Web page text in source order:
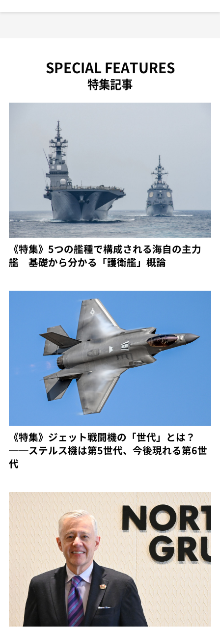
SPECIAL FEATURES
特集記事
《特集》5つの艦種で構成される海自の主力
艦 基礎から分かる「護衛艦」概論
《特集》ジェット戦闘機の「世代」とは？
──ステルス機は第5世代、今後現れる第6世
代